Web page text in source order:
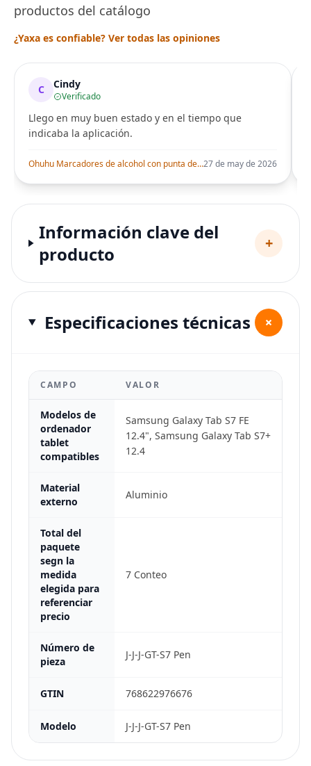
productos del catálogo
¿Yaxa es confiable? Ver todas las opiniones
C Cindy
Verificado
Llego en muy buen estado y en el tiempo que
indicaba la aplicación.
Ohuhu Marcadores de alcohol con punta de pincel – Juego de marcadores artísticos de doble punta con certificación AP para artistas adultos27 de may de 2026
Información clave del
producto
+
Especificaciones técnicas +
CAMPO VALOR
Modelos de
ordenador
tablet
compatibles
Samsung Galaxy Tab S7 FE
12.4", Samsung Galaxy Tab S7+
12.4
Material
externo
Aluminio
Total del
paquete
segn la
medida
elegida para
referenciar
precio
7 Conteo
Número de
pieza
J-J-J-GT-S7 Pen
GTIN 768622976676
Modelo J-J-J-GT-S7 Pen